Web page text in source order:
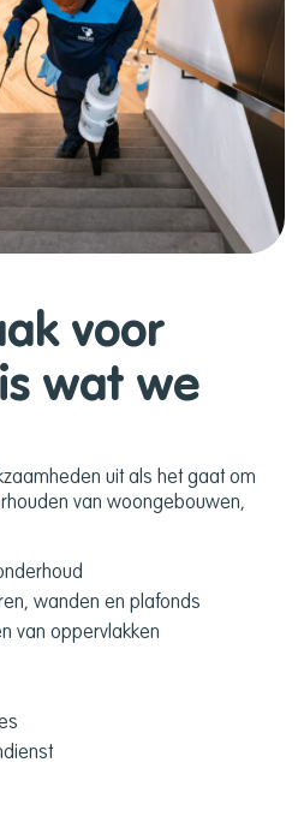
voor
is wat we
uit als het gaat om
van woongebouwen,
wanden en plafonds
van oppervlakken